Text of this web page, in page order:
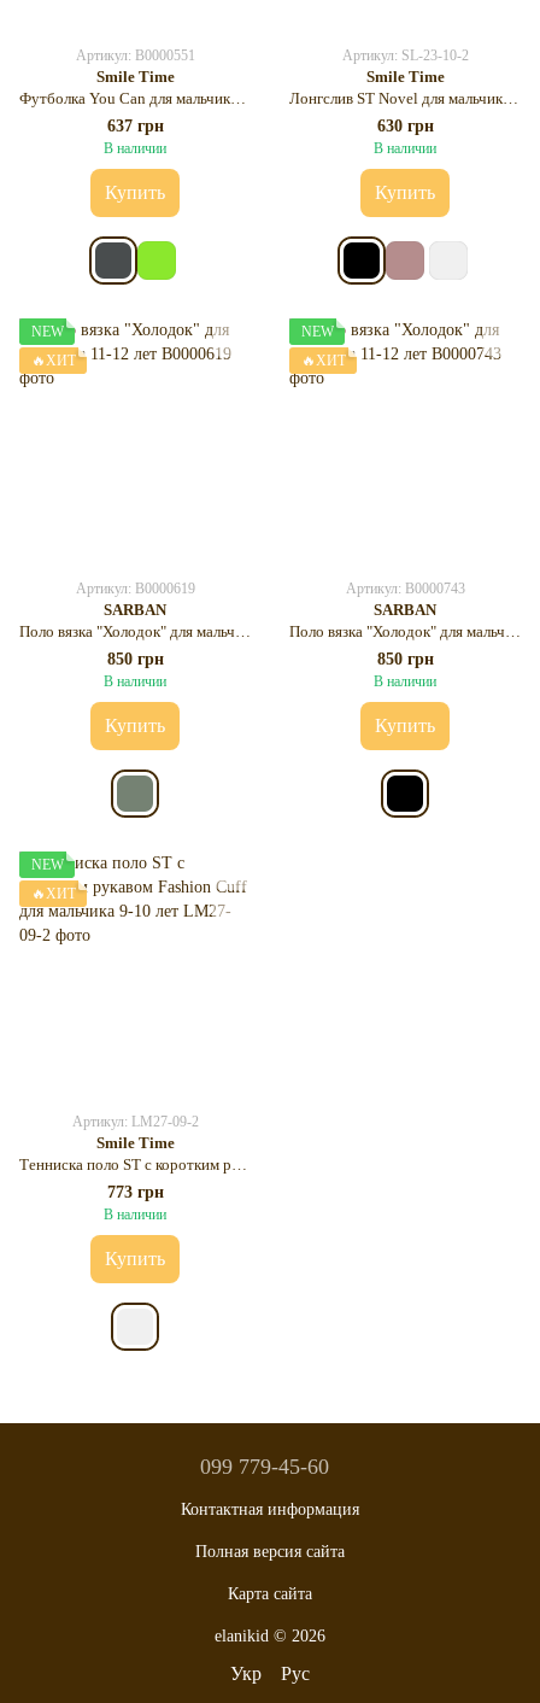
Артикул: B0000551
Smile Time
Футболка You Can для мальчика 10-11 лет
637 грн
В наличии
Купить
Артикул: SL-23-10-2
Smile Time
Лонгслив ST Novel для мальчика 10-11 лет
630 грн
В наличии
Купить
NEW
🔥ХИТ
Артикул: B0000619
SARBAN
Поло вязка "Холодок" для мальчика 11-12 лет
850 грн
В наличии
Купить
NEW
🔥ХИТ
Артикул: B0000743
SARBAN
Поло вязка "Холодок" для мальчика 11-12 лет
850 грн
В наличии
Купить
NEW
🔥ХИТ
Артикул: LM27-09-2
Smile Time
Тенниска поло ST с коротким рукавом Fashion Cuff для мальчика 9-10 лет
773 грн
В наличии
Купить
099 779-45-60
Контактная информация
Полная версия сайта
Карта сайта
elanikid © 2026
Укр Рус